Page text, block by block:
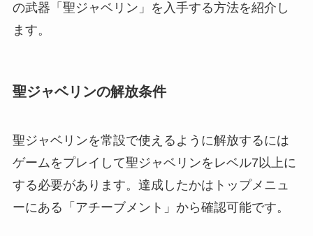
の武器「聖ジャベリン」を入手する方法を紹介し
ます。
聖ジャベリンの解放条件
聖ジャベリンを常設で使えるように解放するには
ゲームをプレイして聖ジャベリンをレベル7以上に
する必要があります。達成したかはトップメニュ
ーにある「アチーブメント」から確認可能です。